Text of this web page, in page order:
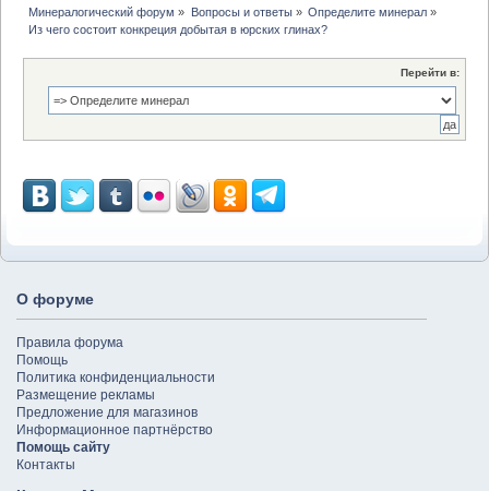
Минералогический форум » Вопросы и ответы» Определите минерал»
Из чего состоит конкреция добытая в юрских глинах?
Перейти в:
О форуме
Правила форума
Помощь
Политика конфиденциальности
Размещение рекламы
Предложение для магазинов
Информационное партнёрство
Помощь сайту
Контакты